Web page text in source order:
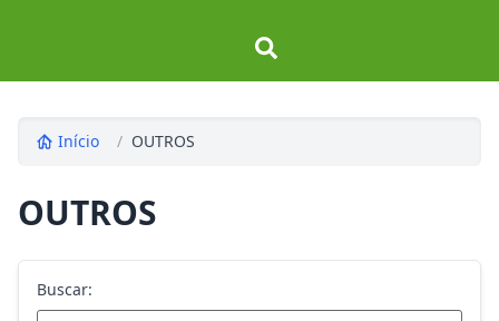
Início / OUTROS
OUTROS
Buscar: